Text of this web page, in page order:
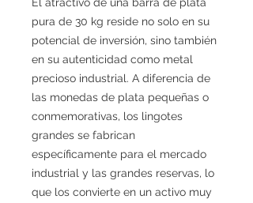
pura de 30 kg reside no solo en su
potencial de inversión, sino también
en su autenticidad como metal
precioso industrial. A diferencia de
las monedas de plata pequeñas o
conmemorativas, los lingotes
grandes se fabrican
específicamente para el mercado
industrial y las grandes reservas, lo
que los convierte en un activo muy